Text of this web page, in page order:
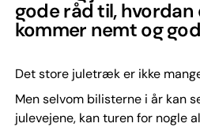
gode råd til,
kommer nemt og
Det store juletræk er ikke
Men selvom bilisterne i år kan
julevejene, kan turen for nogle